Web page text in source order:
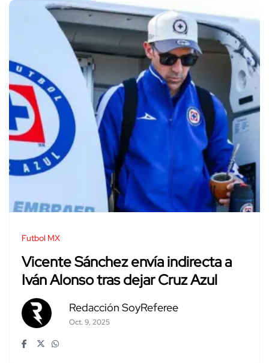
Futbol MX
Vicente Sánchez envía indirecta a
Iván Alonso tras dejar Cruz Azul
Redacción SoyReferee
Oct. 9, 2025